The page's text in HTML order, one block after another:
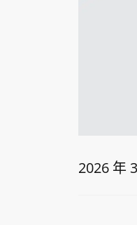
2026 年